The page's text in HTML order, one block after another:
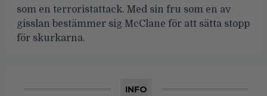
som en terroristattack. Med sin fru som en av
gisslan bestämmer sig McClane för att sätta stopp
för skurkarna.
INFO